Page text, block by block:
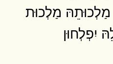
מַלְכוּתֵהּ מַלְכוּת
יִפְלְחוּן